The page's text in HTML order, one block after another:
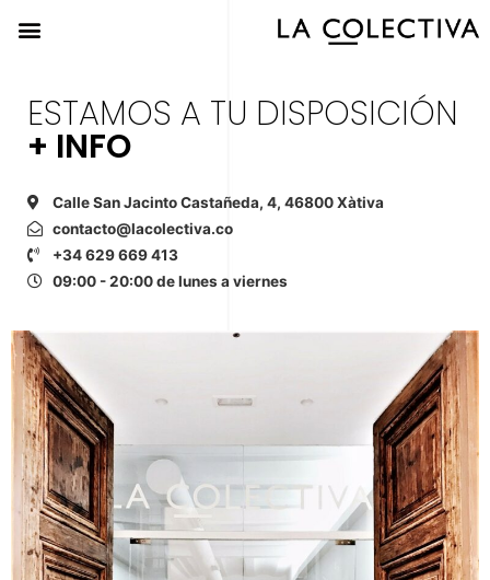
ESTAMOS A TU DISPOSICIÓN
+ INFO
Calle San Jacinto Castañeda, 4, 46800 Xàtiva
contacto@lacolectiva.co
+34 629 669 413
09:00 - 20:00 de lunes a viernes